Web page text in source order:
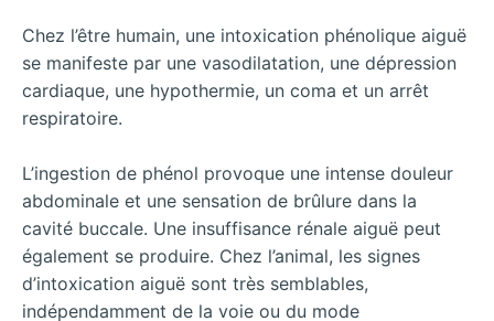
Chez l’être humain, une intoxication phénolique aiguë
se manifeste par une vasodilatation, une dépression
cardiaque, une hypothermie, un coma et un arrêt
respiratoire.
L’ingestion de phénol provoque une intense douleur
abdominale et une sensation de brûlure dans la
cavité buccale. Une insuffisance rénale aiguë peut
également se produire. Chez l’animal, les signes
d’intoxication aiguë sont très semblables,
indépendamment de la voie ou du mode